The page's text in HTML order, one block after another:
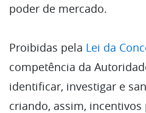
poder de mercado.
Proibidas pela Lei da
competência da
identificar, investigar e
criando, assim, incentivos